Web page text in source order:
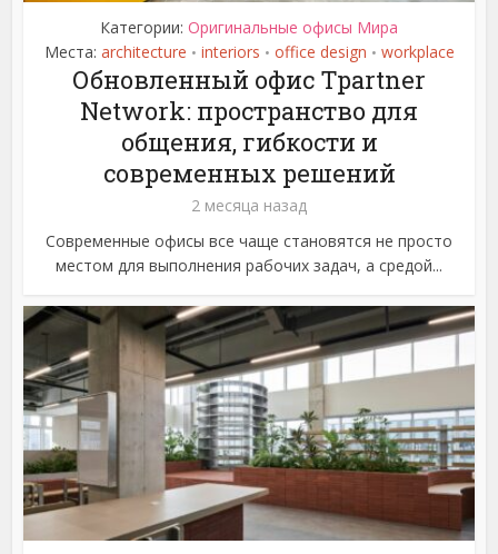
Категории: Оригинальные офисы Мира
Места: architecture • interiors • office design • workplace
Обновленный офис Tpartner
Network: пространство для
общения, гибкости и
современных решений
2 месяца назад
Современные офисы все чаще становятся не просто
местом для выполнения рабочих задач, а средой...